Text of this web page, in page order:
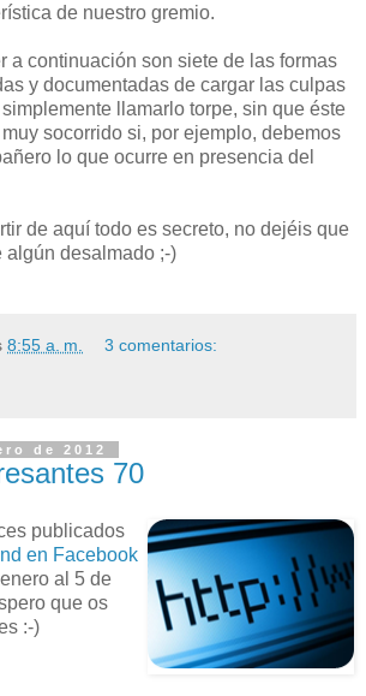
de nuestro gremio.
a continuación son siete de las formas
y documentadas de cargar las culpas
llamarlo torpe, sin que éste
socorrido si, por ejemplo, debemos
lo que ocurre en presencia del
de aquí todo es secreto, no dejéis que
algún desalmado ;-)
8:55 a. m. 3 comentarios:
de 2012
70
publicados
en Facebook
al 5 de
que os
:-)